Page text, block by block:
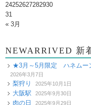
24252627282930
31
« 3月
NEWARRIVED 新
★3月～5月限定 ハネムー
2026年3月7日
梨狩り 2025年10月1日
大阪駅 2025年9月30日
肉の日 2025年9月29日